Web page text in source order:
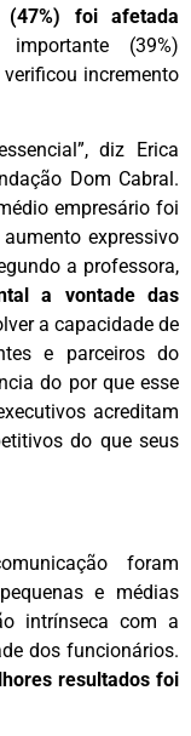
(47%) foi afetada
(39%)
incremento
diz Erica
Dom Cabral.
empresário foi
expressivo
a professora,
a vontade das
a capacidade de
e parceiros do
do por que esse
acreditam
do que seus
foram
e médias
intrínseca com a
dos funcionários.
resultados foi